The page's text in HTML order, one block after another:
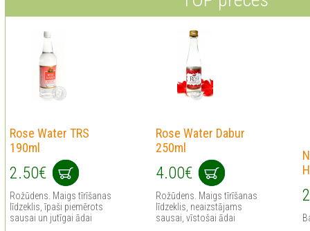
Rose Water TRS
190ml
2.50€
Rožūdens. Maigs tīrīšanas
līdzeklis, īpaši piemērots
sausai un jutīgai ādai
Rose Water Dabur
250ml
4.00€
Rožūdens. Maigs tīrīšanas
līdzeklis, neaizstājams
sausai, vīstošai ādai